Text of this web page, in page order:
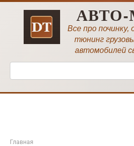
Перейти
Все про починку,
тюнинг
автомобилей
Поиск:
Главная